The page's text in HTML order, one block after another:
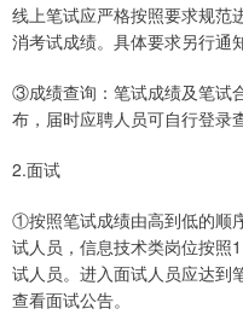
线上笔试应严格按照要求规范
消考试成绩。具体要求另行通知
③成绩查询：笔试成绩及笔试
布，届时应聘人员可自行登录查
2.面试
①按照笔试成绩由高到低的顺
试人员，信息技术类岗位按照
试人员。进入面试人员应达到
查看面试公告。